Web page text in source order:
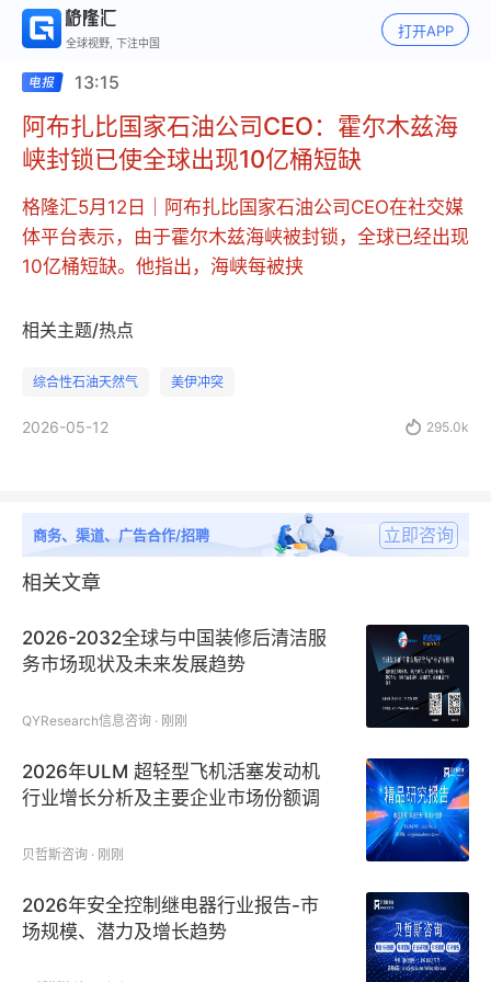
全球视野, 下注中国
打开APP
13:15
阿布扎比国家石油公司CEO：霍尔木兹海
峡封锁已使全球出现10亿桶短缺
格隆汇5月12日｜阿布扎比国家石油公司CEO在社交媒
体平台表示，由于霍尔木兹海峡被封锁，全球已经出现
10亿桶短缺。他指出，海峡每被挟
相关主题/热点
综合性石油天然气 美伊冲突
2026-05-12  295.0k
商务、渠道、广告合作/招聘 立即咨询
相关文章
2026-2032全球与中国装修后清洁服
务市场现状及未来发展趋势
QYResearch信息咨询 · 刚刚
2026年ULM 超轻型飞机活塞发动机
行业增长分析及主要企业市场份额调
贝哲斯咨询 · 刚刚
2026年安全控制继电器行业报告-市
场规模、潜力及增长趋势